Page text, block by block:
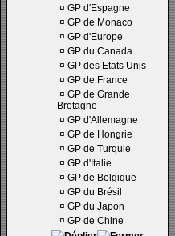
¤ GP d'Espagne
¤ GP de Monaco
¤ GP d'Europe
¤ GP du Canada
¤ GP des Etats Unis
¤ GP de France
¤ GP de Grande
Bretagne
¤ GP d'Allemagne
¤ GP de Hongrie
¤ GP de Turquie
¤ GP d'Italie
¤ GP de Belgique
¤ GP du Brésil
¤ GP du Japon
¤ GP de Chine